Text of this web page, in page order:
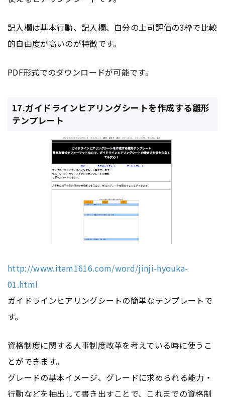
記入欄は基本行動、記入欄、自分の上司評価の3枠で比較
的自由度が高いのが特徴です。
PDF形式でのダウンロードが可能です。
17.ガイドラインヒアリングシートを作成する雛形
テンプレート
http://www.item1616.com/word/jinji-hyouka-
01.html
ガイドラインヒアリングシートの簡単なテンプレートで
す。
資格制度に関する人事制度改革を考えている時に使うこ
とができます。
グレードの基本イメージ、グレードに求められる能力・
行動などを抽出して書き出すことで、これまでの資格制